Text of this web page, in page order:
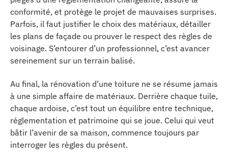
conformité, et protège le projet de mauvaises surprises.
Parfois, il faut justifier le choix des matériaux, détailler
les plans de façade ou prouver le respect des règles de
voisinage. S’entourer d’un professionnel, c’est avancer
sereinement sur un terrain balisé.
Au final, la rénovation d’une toiture ne se résume jamais
à une simple affaire de matériaux. Derrière chaque tuile,
chaque ardoise, c’est tout un équilibre entre technique,
réglementation et patrimoine qui se joue. Celui qui veut
bâtir l’avenir de sa maison, commence toujours par
interroger les règles du présent.